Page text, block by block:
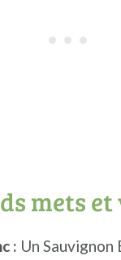
mets et
: Un